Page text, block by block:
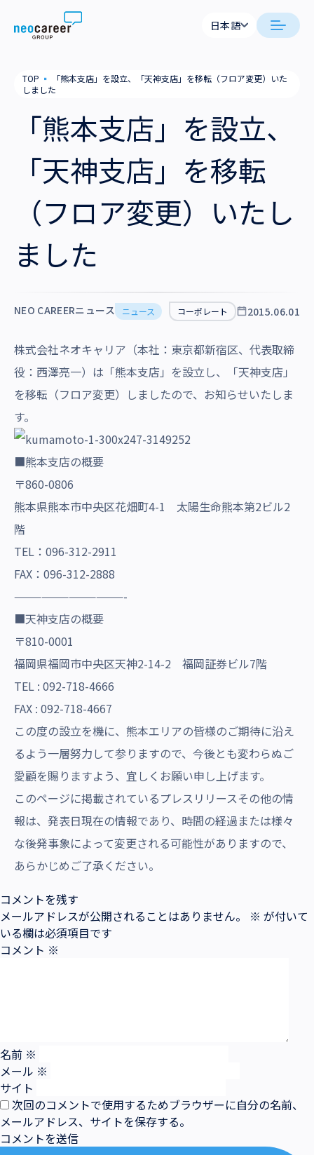
Skip to content
日本語
neocareer について
私たちの考え方
就労支援
業務支援
会社概要
役員一覧
拠点一覧
サステナビリティ
採用情報
日本語
TOP ▪
「熊本支店」を設立、「天神支店」を移転（フロア変更）いた
しました
「熊本支店」を設立、
「天神支店」を移転
（フロア変更）いたし
ました
NEO CAREERニュース ニュース コーポレート 2015.06.01
株式会社ネオキャリア（本社：東京都新宿区、代表取締
役：西澤亮一）は「熊本支店」を設立し、「天神支店」
を移転（フロア変更）しましたので、お知らせいたしま
す。
■熊本支店の概要
〒860-0806
熊本県熊本市中央区花畑町4-1 太陽生命熊本第2ビル2
階
TEL：096-312-2911
FAX：096-312-2888
————————————-
■天神支店の概要
〒810-0001
福岡県福岡市中央区天神2-14-2 福岡証券ビル7階
TEL : 092-718-4666
FAX : 092-718-4667
この度の設立を機に、熊本エリアの皆様のご期待に沿え
るよう一層努力して参りますので、今後とも変わらぬご
愛顧を賜りますよう、宜しくお願い申し上げます。
このページに掲載されているプレスリリースその他の情
報は、発表日現在の情報であり、時間の経過または様々
な後発事象によって変更される可能性がありますので、
あらかじめご了承ください。
コメントを残す
メールアドレスが公開されることはありません。
※ が付いて
いる欄は必須項目です
コメント ※
名前 ※
メール ※
サイト
次回のコメントで使用するためブラウザーに自分の名前、
メールアドレス、サイトを保存する。